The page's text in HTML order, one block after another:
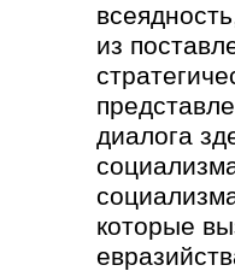
из
диалога
которые